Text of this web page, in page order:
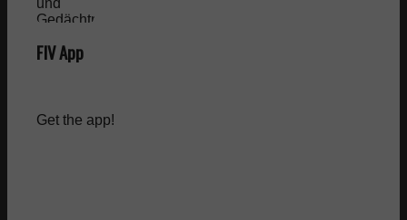
FIV App
Get the app!